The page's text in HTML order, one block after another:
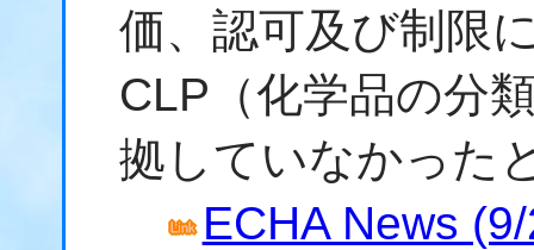
価、認可及び制限
CLP（化学品の分
拠していなかった
ECHA News